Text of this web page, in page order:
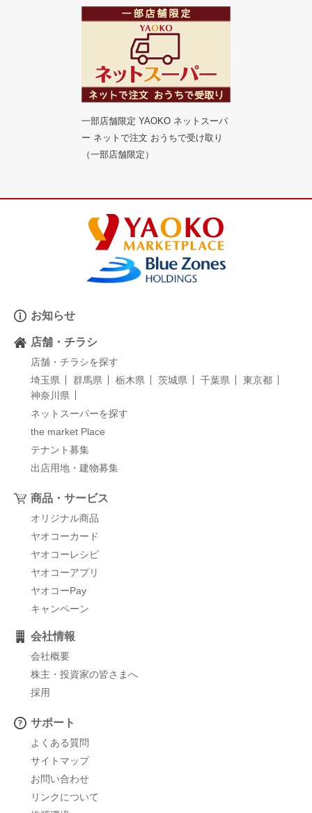
一部店舗限定 YAOKO ネットスーパ
ー ネットで注文 おうちで受け取り
（一部店舗限定）
お知らせ
店舗・チラシ
店舗・チラシを探す
埼玉県
群馬県 栃木県 茨城県 千葉県
東京都
神奈川県
ネットスーパーを探す
the market Place
テナント募集
出店用地・建物募集
商品・サービス
オリジナル商品
ヤオコーカード
ヤオコーレシピ
ヤオコーアプリ
ヤオコーPay
キャンペーン
会社情報
会社概要
株主・投資家の皆さまへ
採用
サポート
よくある質問
サイトマップ
お問い合わせ
リンクについて